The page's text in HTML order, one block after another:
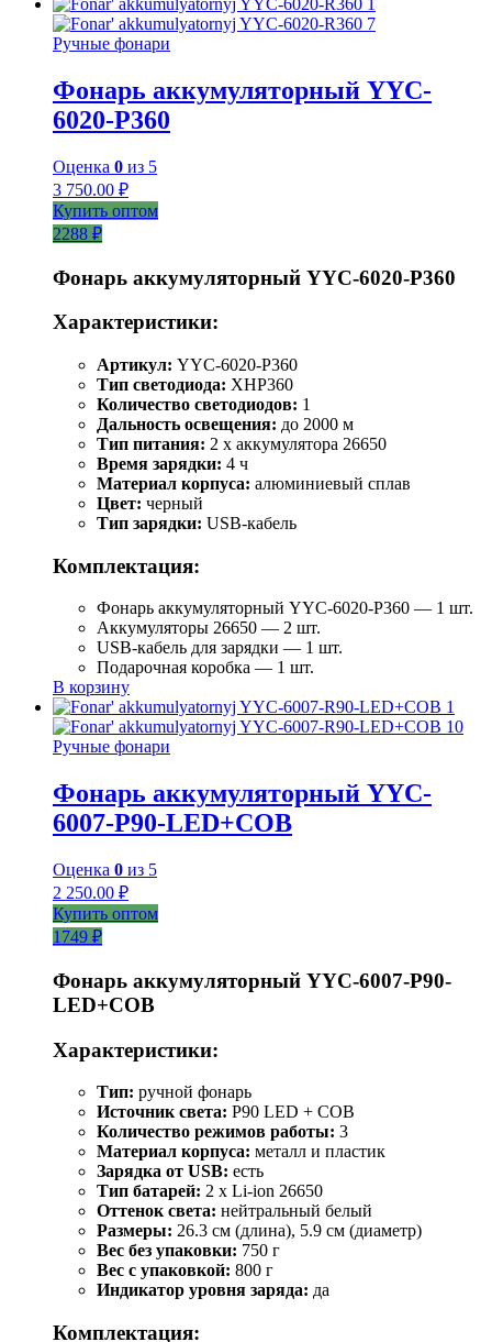
Ручные фонари
Фонарь аккумуляторный YYC-
6020-Р360
Оценка 0 из 5
3 750.00 ₽
Купить оптом
2288 ₽
Фонарь аккумуляторный YYC-6020-P360
Характеристики:
Артикул: YYC-6020-P360
Тип светодиода: XHP360
Количество светодиодов: 1
Дальность освещения: до 2000 м
Тип питания: 2 x аккумулятора 26650
Время зарядки: 4 ч
Материал корпуса: алюминиевый сплав
Цвет: черный
Тип зарядки: USB-кабель
Комплектация:
Фонарь аккумуляторный YYC-6020-P360 — 1 шт.
Аккумуляторы 26650 — 2 шт.
USB-кабель для зарядки — 1 шт.
Подарочная коробка — 1 шт.
В корзину
Ручные фонари
Фонарь аккумуляторный YYC-
6007-Р90-LED+COB
Оценка 0 из 5
2 250.00 ₽
Купить оптом
1749 ₽
Фонарь аккумуляторный YYC-6007-P90-
LED+COB
Характеристики:
Тип: ручной фонарь
Источник света: P90 LED + COB
Количество режимов работы: 3
Материал корпуса: металл и пластик
Зарядка от USB: есть
Тип батарей: 2 х Li-ion 26650
Оттенок света: нейтральный белый
Размеры: 26.3 см (длина), 5.9 см (диаметр)
Вес без упаковки: 750 г
Вес с упаковкой: 800 г
Индикатор уровня заряда: да
Комплектация: